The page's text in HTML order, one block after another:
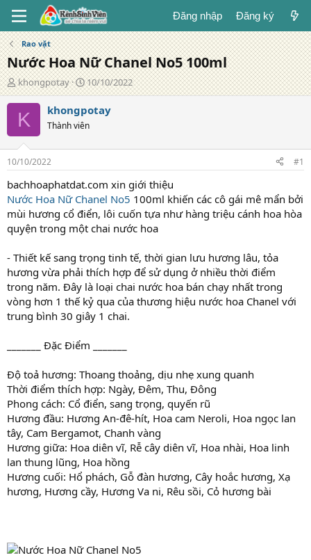
Đăng nhập Đăng ký
Rao vặt
Nước Hoa Nữ Chanel No5 100ml
T
á
c
g
ả
khongpotay
N
g
à
đ
g
10/10/2022
K khongpotay
Thành viên
10/10/2022 #1
bachhoaphatdat.com xin giới thiệu
Nước Hoa Nữ Chanel No5 100ml khiến các cô gái mê mẩn bởi
mùi hương cổ điển, lôi cuốn tựa như hàng triệu cánh hoa hòa
quyện trong một chai nước hoa
- Thiết kế sang trọng tinh tế, thời gian lưu hương lâu, tỏa
hương vừa phải thích hợp để sử dụng ở nhiều thời điểm
trong năm. Đây là loại chai nước hoa bán chạy nhất trong
vòng hơn 1 thế kỷ qua của thương hiệu nước hoa Chanel với
trung bình 30 giây 1 chai.
_______ Đặc Điểm _______
Độ toả hương: Thoang thoảng, dịu nhẹ xung quanh
Thời điểm thích hợp: Ngày, Đêm, Thu, Đông
Phong cách: Cổ điển, sang trọng, quyến rũ
Hương đầu: Hương An-đê-hít, Hoa cam Neroli, Hoa ngọc lan
tây, Cam Bergamot, Chanh vàng
Hương giữa: Hoa diên vĩ, Rễ cây diên vĩ, Hoa nhài, Hoa linh
lan thung lũng, Hoa hồng
Hương cuối: Hổ phách, Gỗ đàn hương, Cây hoắc hương, Xạ
hương, Hương cầy, Hương Va ni, Rêu sồi, Cỏ hương bài